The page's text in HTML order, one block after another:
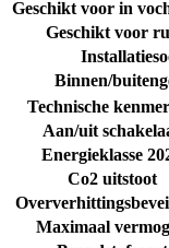
Geschikt voor in
Geschikt voor
Binnen/
Technische
Aan/uit
Energieklasse
Co2 uitstoot
Maximaal